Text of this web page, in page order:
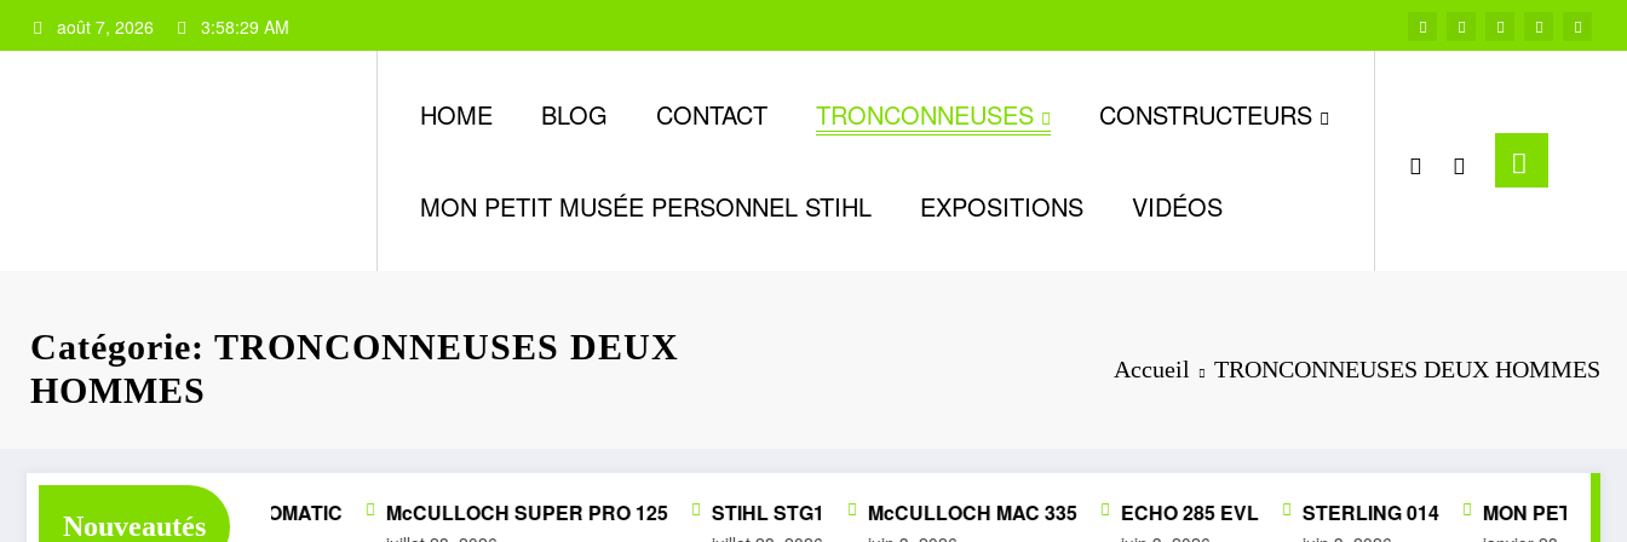
au
août 7, 2026 3:58:30 AM
HOME BLOG CONTACT TRONCONNEUSES CONSTRUCTEURS
MON PETIT MUSÉE PERSONNEL STIHL EXPOSITIONS VIDÉOS
Catégorie: TRONCONNEUSES DEUX
HOMMES
Accueil TRONCONNEUSES DEUX HOMMES
Nouveautés
SUPER 1050 AUTOMATIC McCULLOCH SUPER PRO 125 STIHL STG1 McCULLOCH MAC 335 ECHO 285 EVL STERLING 014 MON PETIT